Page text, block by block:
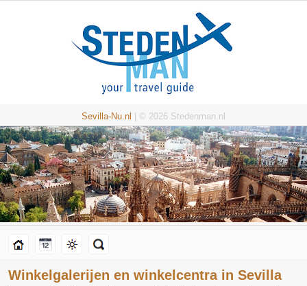
Sevilla-Nu.nl | © 2026 Stedenman.nl
Winkelgalerijen en winkelcentra in Sevilla